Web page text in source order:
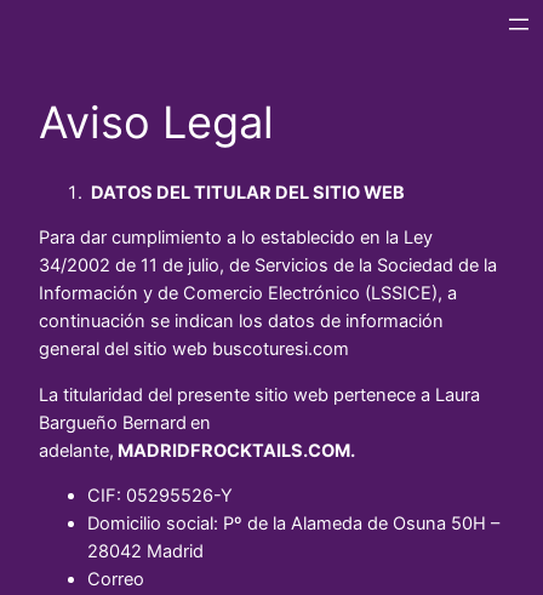
Aviso Legal
DATOS DEL TITULAR DEL SITIO WEB
Para dar cumplimiento a lo establecido en la Ley
34/2002 de 11 de julio, de Servicios de la Sociedad de la
Información y de Comercio Electrónico (LSSICE), a
continuación se indican los datos de información
general del sitio web buscoturesi.com
La titularidad del presente sitio web pertenece a Laura
Bargueño Bernard en
adelante, MADRIDFROCKTAILS.COM.
CIF: 05295526-Y
Domicilio social: Pº de la Alameda de Osuna 50H –
28042 Madrid
Correo